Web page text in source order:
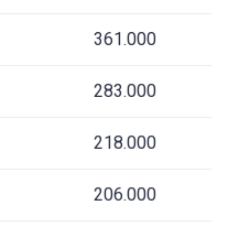
361.000
283.000
218.000
206.000